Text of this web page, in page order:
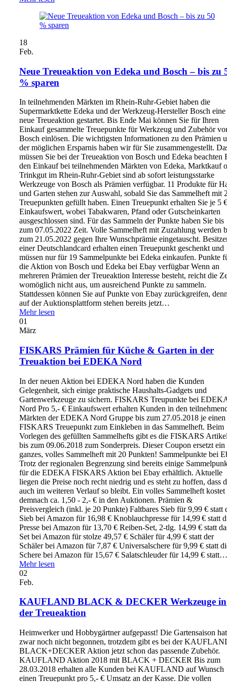
18
Feb.
Neue Treueaktion von Edeka und Bosch – bis zu
% sparen
In teilnehmenden Märkten im Rhein-Ruhr-Gebiet haben die
Supermarktkette Edeka und der Werkzeug-Hersteller Bosch eine
neue Treueaktion gestartet. Bis Ende Mai können Sie für Ihren
Einkauf gesammelte Treuepunkte für Werkzeug und Zubehör
Bosch einlösen. Die wichtigsten Informationen zu den Prämien
der möglichen Ersparnis haben wir für Sie zusammengestellt.
müssen Sie bei der Treueaktion von Bosch und Edeka beachten
den Einkauf bei teilnehmenden Märkten von Edeka, Marktkauf
Trinkgut im Rhein-Ruhr-Gebiet sind ab sofort leistungsstarke
Werkzeuge von Bosch als Prämien verfügbar. 11 Produkte für
und Garten stehen zur Auswahl, sobald Sie das Sammelheft mit
Treuepunkten gefüllt haben. Einen Treuepunkt erhalten Sie je 5 €
Einkaufswert, wobei Tabakwaren, Pfand oder Gutscheinkarten
ausgeschlossen sind. Für das Sammeln der Punkte haben Sie bis
zum 07.05.2022 Zeit. Volle Sammelheft mit Zuzahlung werden
zum 21.05.2022 gegen Ihre Wunschprämie eingetauscht.
einer Deutschlandcard erhalten einen Treuepunkt geschenkt und
müssen nur für 19 Sammelpunkte bei Edeka einkaufen. Punkte
die Aktion von Bosch und Edeka bei Ebay verfügbar Wenn an
mehreren Prämien der Treueaktion Interesse besteht, reicht die
womöglich nicht aus, um ausreichend Punkte zu sammeln.
Stattdessen können Sie auf Punkte von Ebay zurückgreifen,
auf der Auktionsplattform stehen bereits jetzt…
Mehr lesen
01
März
FISKARS Prämien für Küche & Garten in der
Treuaktion bei EDEKA Nord
In der neuen Aktion bei EDEKA Nord haben die Kunden
Gelegenheit, sich einige praktische Haushalts-Gadgets und
Gartenwerkzeuge zu sichern. FISKARS Treupunkte bei
Nord Pro 5,- € Einkaufswert erhalten Kunden in den
Märkten der EDEKA Nord Gruppe bis zum 27.05.2018 je einen
FISKARS Treuepunkt zum Einkleben in das Sammelheft. Beim
Vorlegen des gefüllten Sammelhefts gibt es die FISKARS
bis zum 09.06.2018 zum Sonderpreis. Dieser Coupon ersetzt ein
ganzes, volles Sammelheft mit 20 Punkten! Sammelpunkte bei
Trotz der regionalen Begrenzung sind bereits einige
für die EDEKA FISKARS Aktion bei Ebay erhältlich. Aktuelle
liegen die Preise noch recht niedrig und es steht zu hoffen, dass
auch im weiteren Verlauf so bleibt. Ein volles Sammelheft kostet
demnach ca. 1,50 - 2,- € in den Auktionen. Prämien &
Preisvergleich (inkl. je 20 Punkte) Faltbares Sieb für 9,99 € statt
Sieb bei Amazon für 16,98 € Knoblauchpresse für 14,99 € statt
Presse bei Amazon für 13,70 € Reiben-Set, 2-tlg. 14,99 € statt
Set bei Amazon für stolze 49,57 € Schäler für 4,99 € statt der
Schäler bei Amazon für 7,87 € Universalschere für 9,99 € statt
Schere bei Amazon für 15,67 € Salatschleuder für 14,99 € statt…
Mehr lesen
02
Feb.
KAUFLAND BLACK & DECKER Werkzeuge in
der Treueaktion
Heimwerker und Hobbygärtner aufgepasst! Die Gartensaison hat
zwar noch nicht begonnen, trotzdem gibt es bei der
BLACK+DECKER Aktion jetzt schon das passende Zubehör.
KAUFLAND Aktion 2018 mit BLACK + DECKER Bis zum
28.03.2018 erhalten alle Kunden bei KAUFLAND auf Wunsch
einen Treuepunkt pro 5,- € Umsatz an der Kasse. Die vollen